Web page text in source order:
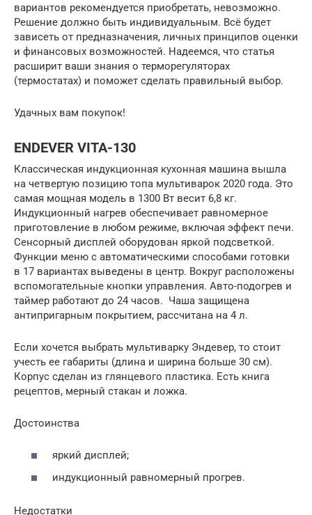
вариантов рекомендуется приобретать, невозможно.
Решение должно быть индивидуальным. Всё будет
зависеть от предназначения, личных принципов оценки
и финансовых возможностей. Надеемся, что статья
расширит ваши знания о терморегуляторах
(термостатах) и поможет сделать правильный выбор.
Удачных вам покупок!
ENDEVER VITA-130
Классическая индукционная кухонная машина вышла
на четвертую позицию топа мультиварок 2020 года. Это
самая мощная модель в 1300 Вт весит 6,8 кг.
Индукционный нагрев обеспечивает равномерное
приготовление в любом режиме, включая эффект печи.
Сенсорный дисплей оборудован яркой подсветкой.
Функции меню с автоматическими способами готовки
в 17 вариантах выведены в центр. Вокруг расположены
вспомогательные кнопки управления. Авто-подогрев и
таймер работают до 24 часов. Чаша защищена
антипригарным покрытием, рассчитана на 4 л.
Если хочется выбрать мультиварку Эндевер, то стоит
учесть ее габариты (длина и ширина больше 30 см).
Корпус сделан из глянцевого пластика. Есть книга
рецептов, мерный стакан и ложка.
Достоинства
яркий дисплей;
индукционный равномерный прогрев.
Недостатки